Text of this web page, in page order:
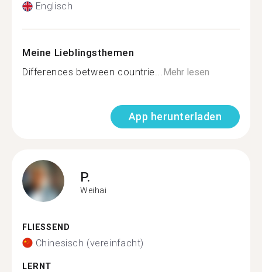
Englisch
Meine Lieblingsthemen
Differences between countrie...Mehr lesen
App herunterladen
P.
Weihai
FLIESSEND
Chinesisch (vereinfacht)
LERNT